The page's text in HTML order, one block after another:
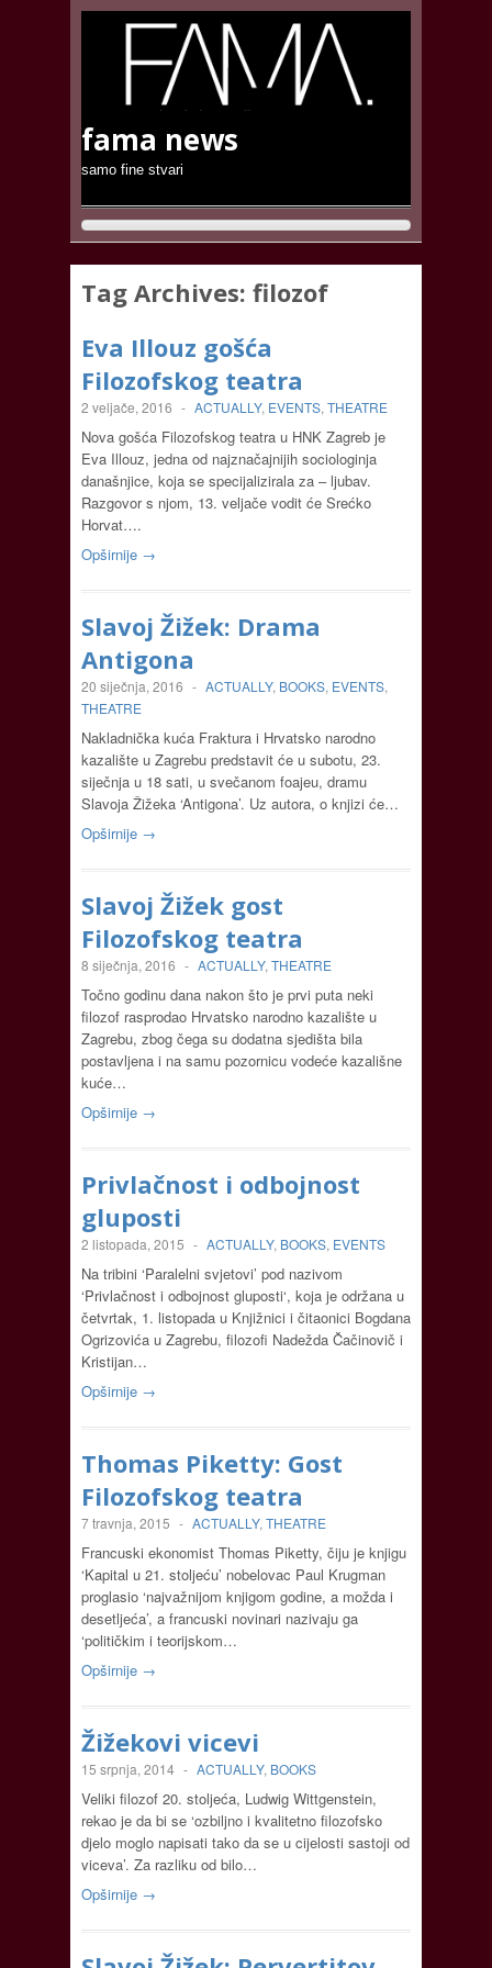
fama news
samo fine stvari
Tag Archives: filozof
Eva Illouz gošća
Filozofskog teatra
2 veljače, 2016 - ACTUALLY, EVENTS, THEATRE
Nova gošća Filozofskog teatra u HNK Zagreb je
Eva Illouz, jedna od najznačajnijih sociologinja
današnjice, koja se specijalizirala za – ljubav.
Razgovor s njom, 13. veljače vodit će Srećko
Horvat….
Opširnije →
Slavoj Žižek: Drama
Antigona
20 siječnja, 2016 - ACTUALLY, BOOKS, EVENTS,
THEATRE
Nakladnička kuća Fraktura i Hrvatsko narodno
kazalište u Zagrebu predstavit će u subotu, 23.
siječnja u 18 sati, u svečanom foajeu, dramu
Slavoja Žižeka ‘Antigona’. Uz autora, o knjizi će…
Opširnije →
Slavoj Žižek gost
Filozofskog teatra
8 siječnja, 2016 - ACTUALLY, THEATRE
Točno godinu dana nakon što je prvi puta neki
filozof rasprodao Hrvatsko narodno kazalište u
Zagrebu, zbog čega su dodatna sjedišta bila
postavljena i na samu pozornicu vodeće kazališne
kuće…
Opširnije →
Privlačnost i odbojnost
gluposti
2 listopada, 2015 - ACTUALLY, BOOKS, EVENTS
Na tribini ‘Paralelni svjetovi’ pod nazivom
‘Privlačnost i odbojnost gluposti‘, koja je održana u
četvrtak, 1. listopada u Knjižnici i čitaonici Bogdana
Ogrizovića u Zagrebu, filozofi Nadežda Čačinovič i
Kristijan…
Opširnije →
Thomas Piketty: Gost
Filozofskog teatra
7 travnja, 2015 - ACTUALLY, THEATRE
Francuski ekonomist Thomas Piketty, čiju je knjigu
‘Kapital u 21. stoljeću’ nobelovac Paul Krugman
proglasio ‘najvažnijom knjigom godine, a možda i
desetljeća’, a francuski novinari nazivaju ga
‘političkim i teorijskom…
Opširnije →
Žižekovi vicevi
15 srpnja, 2014 - ACTUALLY, BOOKS
Veliki filozof 20. stoljeća, Ludwig Wittgenstein,
rekao je da bi se ‘ozbiljno i kvalitetno filozofsko
djelo moglo napisati tako da se u cijelosti sastoji od
viceva’. Za razliku od bilo…
Opširnije →